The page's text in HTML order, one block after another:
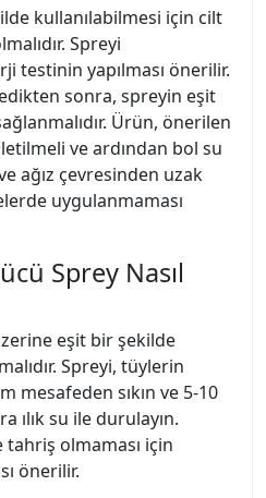
kullanılabilmesi için cilt
Spreyi
testinin yapılması önerilir.
sonra, spreyin eşit
Ürün, önerilen
ve ardından bol su
ağız çevresinden uzak
uygulanmaması
Sprey Nasıl
eşit bir şekilde
Spreyi, tüylerin
mesafeden sıkın ve 5-10
ılık su ile durulayın.
tahriş olmaması için
önerilir.